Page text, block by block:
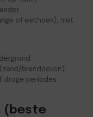
of eethoek), niet
branddeken)
droge periodes
(beste